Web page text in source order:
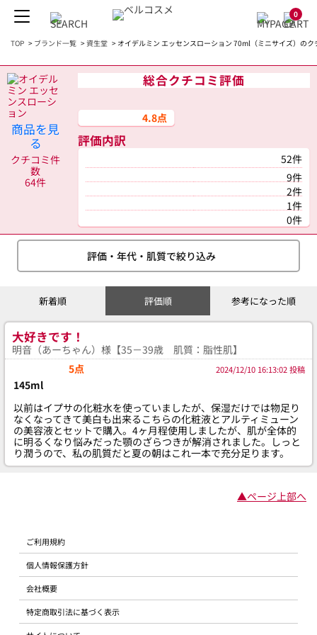
0
TOP > ブランド一覧 >資生堂 > オイデルミン エッセンスローション 70ml（ミニサイズ）のク
商品を見
る
クチコミ件
数
64件
総合クチコミ評価
4.8点
評価内訳
52件
9件
2件
1件
0件
評価・年代・肌質で絞り込み
新着順 評価順 参考になった順
大好きです！
明音（あーちゃん）様【35－39歳 肌質：脂性肌】
5点
2024/12/10 16:13:02 投稿
145ml
以前はイプサの化粧水を使っていましたが、保湿だけでは物足り
なくなってきて美白も出来るこちらの化粧液とアルティミューン
の美容液とセットで購入。4ヶ月程使用しましたが、肌が全体的
に明るくなり悩みだった顎のざらつきが解消されました。しっと
り潤うので、私の肌質だと夏の朝はこれ一本で充分足ります。
▲ページ上部へ
ご利用規約
個人情報保護方針
会社概要
特定商取引法に基づく表示